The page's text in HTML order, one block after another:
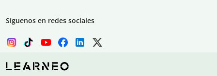
Síguenos en redes sociales